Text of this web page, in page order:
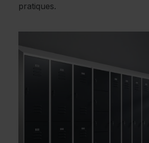
pratiques.